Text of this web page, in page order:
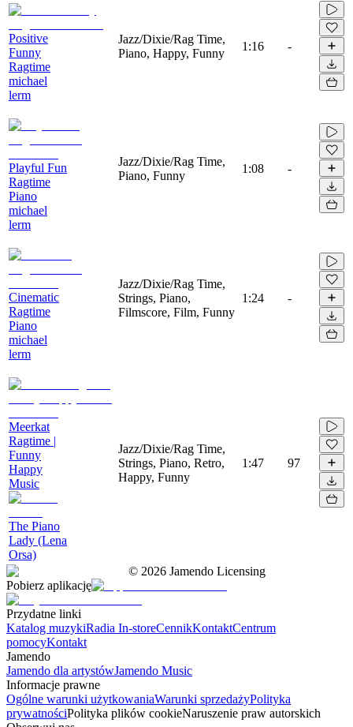
Positive
Funny
Ragtime
michael
lerm
Jazz/Dixie/Rag Time,
Piano, Happy, Funny
1:16 -
Playful Fun
Ragtime
Piano
michael
lerm
Jazz/Dixie/Rag Time,
Piano, Funny
1:08 -
Cinematic
Ragtime
Piano
michael
lerm
Jazz/Dixie/Rag Time,
Strings, Piano,
Filmscore, Film, Funny
1:24 -
Meerkat
Ragtime |
Funny
Happy
Music
The Piano
Lady (Lena
Orsa)
Jazz/Dixie/Rag Time,
Strings, Piano, Retro,
Happy, Funny
1:47 97
© 2026 Jamendo Licensing
Pobierz aplikację
Przydatne linki
Katalog muzykiRadia In-storeCennikKontaktCentrum
pomocyKontakt
Jamendo
Jamendo dla artystówJamendo Music
Informacje prawne
Ogólne warunki użytkowaniaWarunki sprzedażyPolityka
prywatnościPolityka plików cookieNaruszenie praw autorskich